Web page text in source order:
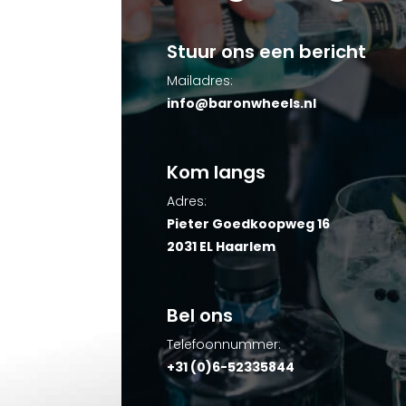
Stuur ons een bericht
Mailadres:
info@baronwheels.nl
Kom langs
Adres:
Pieter Goedkoopweg 16
2031 EL Haarlem
Bel ons
Telefoonnummer:
+31 (0)6-52335844